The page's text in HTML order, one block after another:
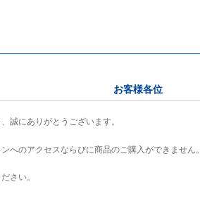
お客様各位
誠にありがとうございます。
へのアクセスならびに商品のご購入ができません。
さい。